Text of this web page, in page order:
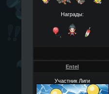
Награды:
EnteI
Участник Лиги